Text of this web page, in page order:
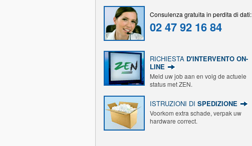
Consulenza gratuita in perdita di dati:
02 47 92 16 84
RICHIESTA D'INTERVENTO ON-
LINE
Meld uw job aan en volg de actuele
status met ZEN.
ISTRUZIONI DI SPEDIZIONE
Voorkom extra schade, verpak uw
hardware correct.